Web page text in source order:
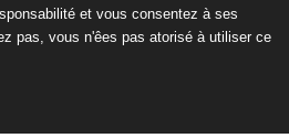
et vous consentez à ses
pas, vous n'êes pas atorisé à utiliser ce